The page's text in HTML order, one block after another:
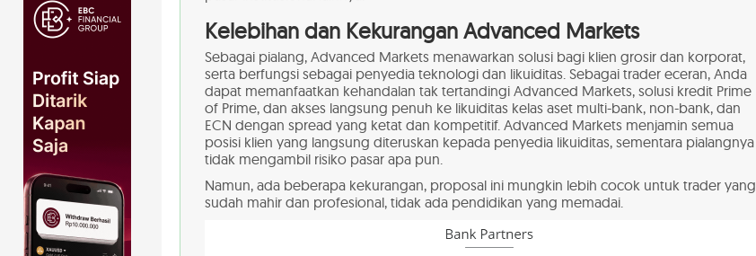
Kelebihan dan Kekurangan Advanced Markets
Sebagai pialang, Advanced Markets menawarkan solusi bagi klien grosir dan korporat,
serta berfungsi sebagai penyedia teknologi dan likuiditas. Sebagai trader eceran, Anda
dapat memanfaatkan kehandalan tak tertandingi Advanced Markets, solusi kredit Prime
of Prime, dan akses langsung penuh ke likuiditas kelas aset multi-bank, non-bank, dan
ECN dengan spread yang ketat dan kompetitif. Advanced Markets menjamin semua
posisi klien yang langsung diteruskan kepada penyedia likuiditas, sementara pialangnya
tidak mengambil risiko pasar apa pun.
Namun, ada beberapa kekurangan, proposal ini mungkin lebih cocok untuk trader yang
sudah mahir dan profesional, tidak ada pendidikan yang memadai.